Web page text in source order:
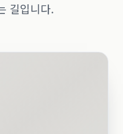
길입니다.